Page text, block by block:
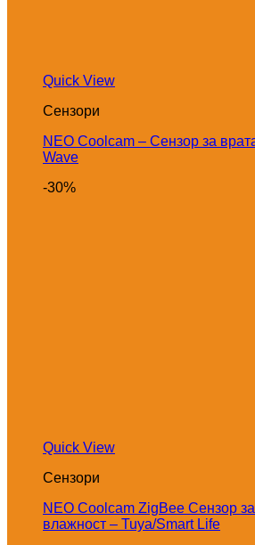
Quick View
Сензори
NEO Coolcam – Сензор за
Wave
-30%
Quick View
Сензори
NEO Coolcam ZigBee Сензор
влажност – Tuya/Smart Life